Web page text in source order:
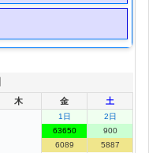
木 金 土
1日
63650
6089
2日
900
5887